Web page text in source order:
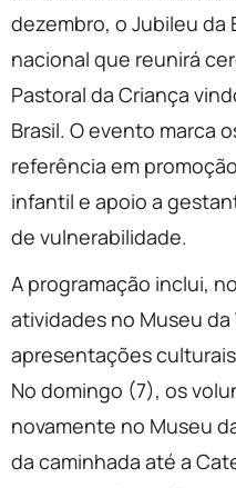
dezembro, o Jubileu da
nacional que reunirá
Pastoral da Criança
Brasil. O evento marca
referência em
infantil e apoio a
de vulnerabilidade.
A programação inclui,
atividades no Museu
apresentações
No domingo (7), os
novamente no Museu
da caminhada até a